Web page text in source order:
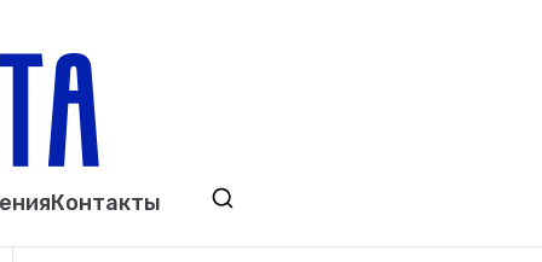
Выкса. Муром. Кулебаки. Навашино,
Контакты